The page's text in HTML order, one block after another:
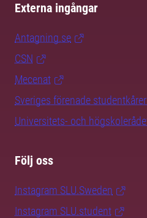
Externa ingångar
Antagning.se
CSN
Mecenat
Sveriges förenade studentkårer
Universitets- och
Följ oss
Instagram SLU.Sweden
Instagram SLU.student